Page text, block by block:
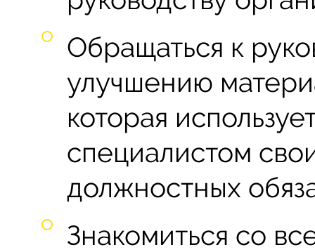
Обращаться к
улучшению
которая
специалистом
должностных
Знакомиться со